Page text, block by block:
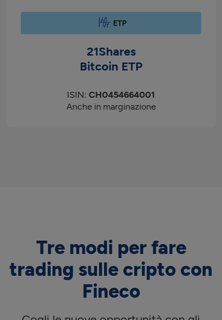
ETP
21Shares
Bitcoin ETP
ISIN: CH0454664001
Anche in marginazione
Tre modi per fare
trading sulle cripto con
Fineco